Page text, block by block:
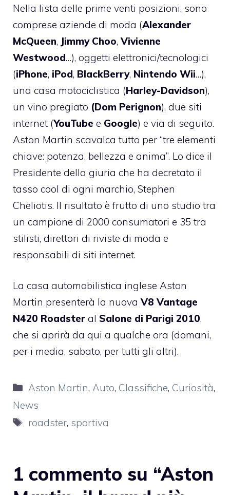
Nella lista delle prime venti posizioni, sono
comprese aziende di moda (Alexander
McQueen, Jimmy Choo,Vivienne
Westwood…), oggetti elettronici/tecnologici
(iPhone, iPod, BlackBerry, Nintendo Wii…),
una casa motociclistica (Harley-Davidson),
un vino pregiato (Dom Perignon), due siti
internet (YouTube e Google) e via di seguito.
Aston Martin scavalca tutto per “tre elementi
chiave: potenza, bellezza e anima”. Lo dice il
Presidente della giuria che ha decretato il
tasso cool di ogni marchio, Stephen
Cheliotis. Il risultato è frutto di uno studio tra
un campione di 2000 consumatori e 35 tra
stilisti, direttori di riviste di moda e
responsabili di siti internet.
La casa automobilistica inglese Aston
Martin presenterà la nuovaV8 Vantage
N420 Roadster al Salone di Parigi 2010,
che si aprirà da qui a qualche ora (domani,
per i media, sabato, per tutti gli altri).
Categorie
Aston Martin,Auto, Classifiche, Curiosità,
News
Tag
roadster, sportiva
1 commento su “Aston